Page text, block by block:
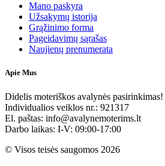
Mano paskyra
Užsakymų istorija
Grąžinimo forma
Pageidavimų sąrašas
Naujienų prenumerata
Apie Mus
Didelis moteriškos avalynės pasirinkimas!
Individualios veiklos nr.: 921317
El. paštas: info@avalynemoterims.lt
Darbo laikas: I-V: 09:00-17:00
© Visos teisės saugomos 2026